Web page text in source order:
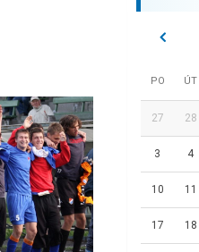
PO ÚT
27 28
3 4
10 11
17 18